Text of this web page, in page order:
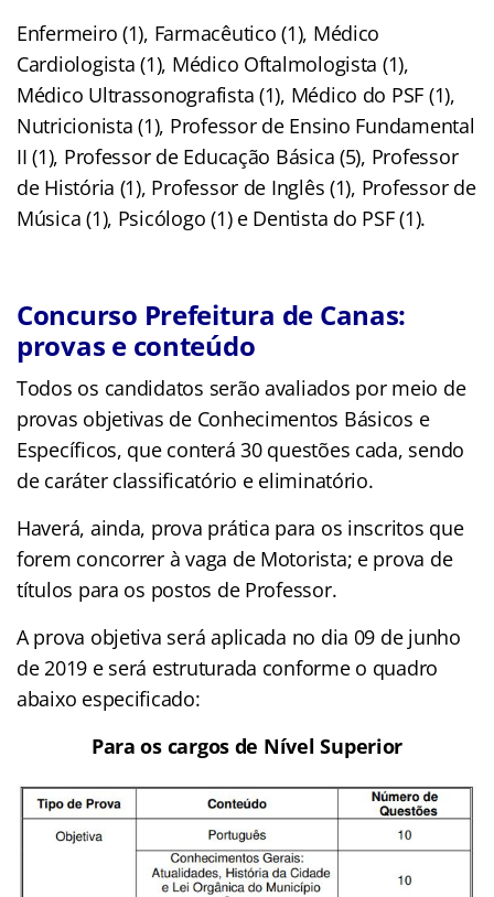
Enfermeiro (1), Farmacêutico (1), Médico
Cardiologista (1), Médico Oftalmologista (1),
Médico Ultrassonografista (1), Médico do PSF (1),
Nutricionista (1), Professor de Ensino Fundamental
II (1), Professor de Educação Básica (5), Professor
de História (1), Professor de Inglês (1), Professor de
Música (1), Psicólogo (1) e Dentista do PSF (1).
Concurso Prefeitura de Canas:
provas e conteúdo
Todos os candidatos serão avaliados por meio de
provas objetivas de Conhecimentos Básicos e
Específicos, que conterá 30 questões cada, sendo
de caráter classificatório e eliminatório.
Haverá, ainda, prova prática para os inscritos que
forem concorrer à vaga de Motorista; e prova de
títulos para os postos de Professor.
A prova objetiva será aplicada no dia 09 de junho
de 2019 e será estruturada conforme o quadro
abaixo especificado:
Para os cargos de Nível Superior